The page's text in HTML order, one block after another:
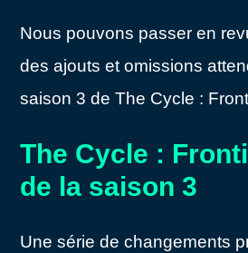
Nous pouvons passer en
des ajouts et omissions
saison 3 de The Cycle :
The Cycle :
de la saison 3
Une série de changements